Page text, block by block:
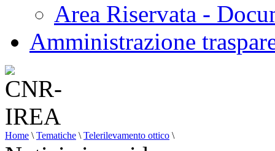
Area Riservata -
Amministrazione
Home \ Tematiche \ Telerilevamento ottico \